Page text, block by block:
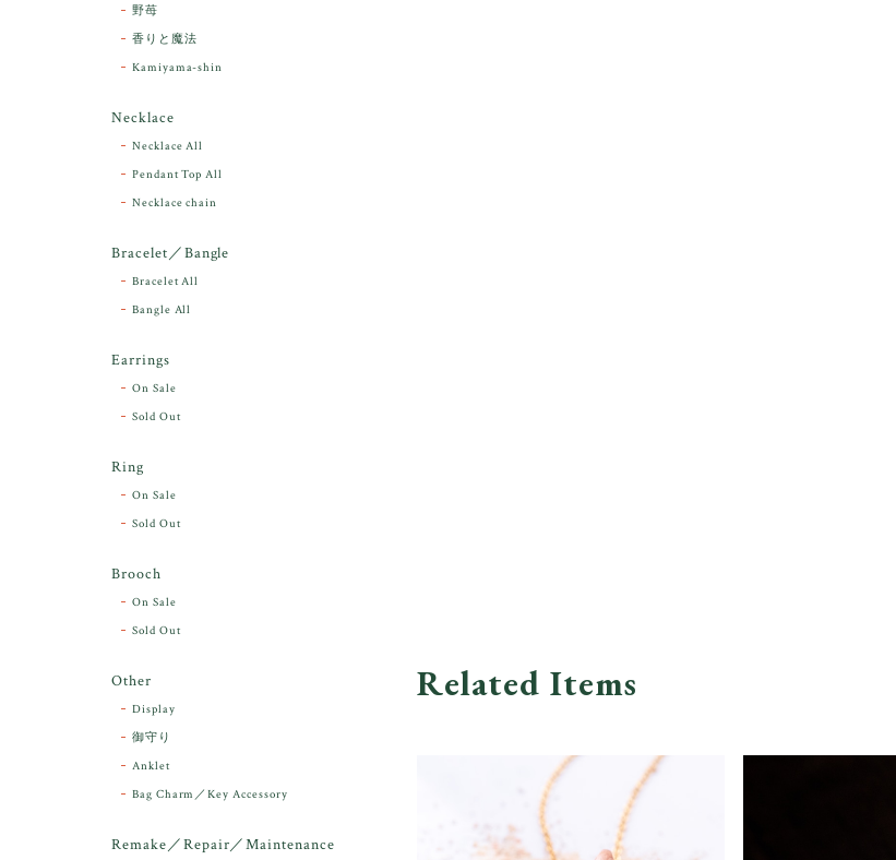
Related Items
野苺
香りと魔法
Kamiyama-shin
Necklace
Necklace All
Pendant Top All
Necklace chain
Bracelet／Bangle
Bracelet All
Bangle All
Earrings
On Sale
Sold Out
Ring
On Sale
Sold Out
Brooch
On Sale
Sold Out
Other
Display
御守り
Anklet
Bag Charm／Key Accessory
Remake／Repair／Maintenance